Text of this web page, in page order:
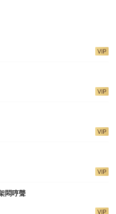
VIP
VIP
VIP
VIP
悶哼聲
VIP